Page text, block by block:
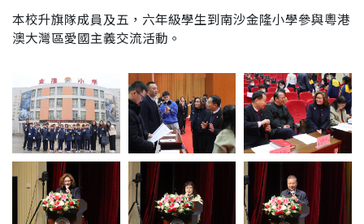
本校升旗隊成員及五，六年級學生到南沙金隆小學參與粵港
澳大灣區愛國主義交流活動。